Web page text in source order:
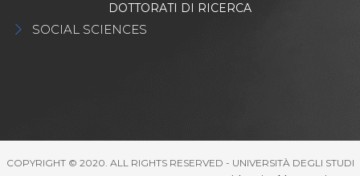
DOTTORATI DI RICERCA
SOCIAL SCIENCES
COPYRIGHT © 2020. ALL RIGHTS RESERVED - UNIVERSITÀ DEGLI STUDI